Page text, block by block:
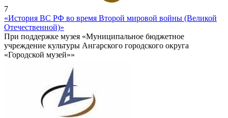
7
«История ВС РФ во время Второй мировой войны (Великой
Отечественной)»
При поддержке музея «Муниципальное бюджетное
учреждение культуры Ангарского городского округа
«Городской музей»»